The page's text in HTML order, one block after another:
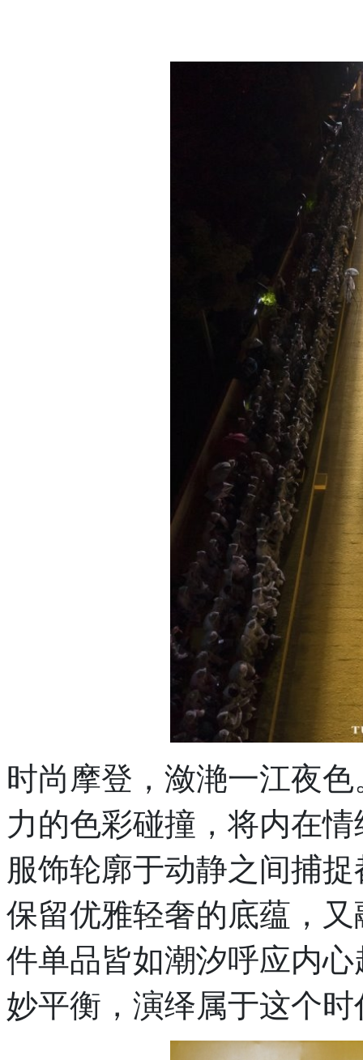
时尚摩登，潋滟一江夜
力的色彩碰撞，将内在
服饰轮廓于动静之间捕
保留优雅轻奢的底蕴，
件单品皆如潮汐呼应内
妙平衡，演绎属于这个